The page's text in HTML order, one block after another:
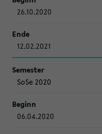
26.10.2020
12.02.2021
SoSe 2020
06.04.2020